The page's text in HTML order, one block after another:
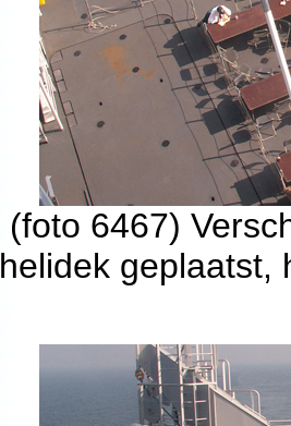
(foto 6467)
helidek geplaatst,